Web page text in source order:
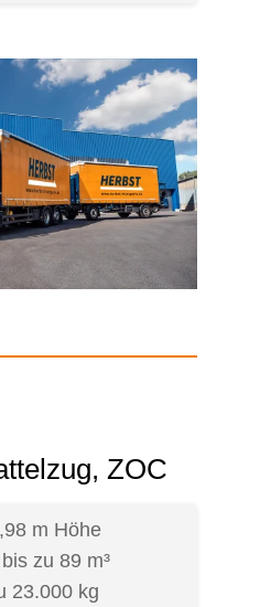
ZOC
m Höhe
zu 89 m³
23.000 kg